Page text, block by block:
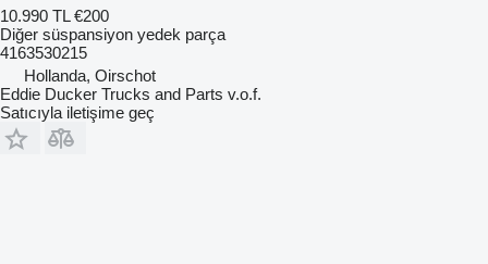
10.990 TL €200
Diğer süspansiyon yedek parça
4163530215
Hollanda, Oirschot
Eddie Ducker Trucks and Parts v.o.f.
Satıcıyla iletişime geç